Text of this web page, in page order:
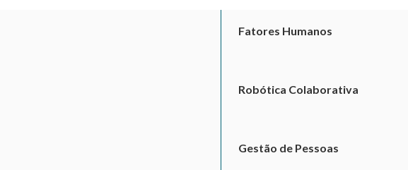
Fatores Humanos
Robótica Colaborativa
Gestão de Pessoas